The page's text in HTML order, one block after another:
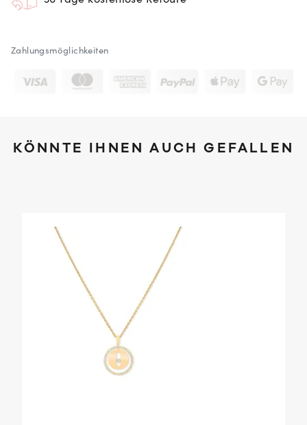
Zahlungsmöglichkeiten
KÖNNTE IHNEN AUCH GEFALLEN